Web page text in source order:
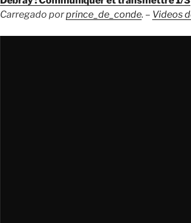
Carregado porprince_de_conde. – Videos